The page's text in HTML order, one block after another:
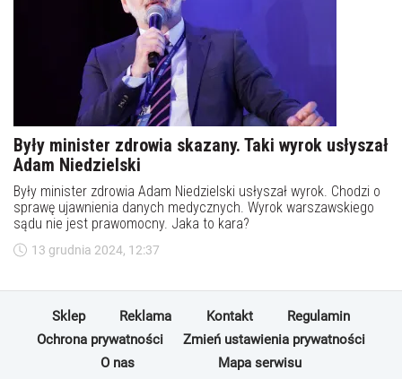
Były minister zdrowia skazany. Taki wyrok usłyszał
Adam Niedzielski
Były minister zdrowia Adam Niedzielski usłyszał wyrok. Chodzi o
sprawę ujawnienia danych medycznych. Wyrok warszawskiego
sądu nie jest prawomocny. Jaka to kara?
13 grudnia 2024, 12:37
Sklep Reklama Kontakt
Regulamin
Ochrona prywatności
Zmień ustawienia prywatności
O nas
Mapa serwisu